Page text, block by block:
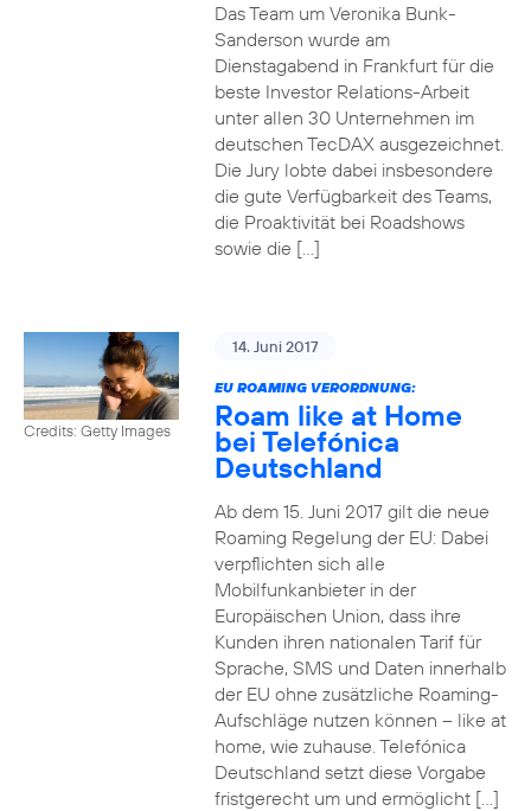
Das Team um Veronika Bunk-
Sanderson wurde am
Dienstagabend in Frankfurt für die
beste Investor Relations-Arbeit
unter allen 30 Unternehmen im
deutschen TecDAX ausgezeichnet.
Die Jury lobte dabei insbesondere
die gute Verfügbarkeit des Teams,
die Proaktivität bei Roadshows
sowie die […]
Credits: Getty Images
14. Juni 2017
EU ROAMING VERORDNUNG:
Roam like at Home
bei Telefónica
Deutschland
Ab dem 15. Juni 2017 gilt die neue
Roaming Regelung der EU: Dabei
verpflichten sich alle
Mobilfunkanbieter in der
Europäischen Union, dass ihre
Kunden ihren nationalen Tarif für
Sprache, SMS und Daten innerhalb
der EU ohne zusätzliche Roaming-
Aufschläge nutzen können – like at
home, wie zuhause. Telefónica
Deutschland setzt diese Vorgabe
fristgerecht um und ermöglicht […]